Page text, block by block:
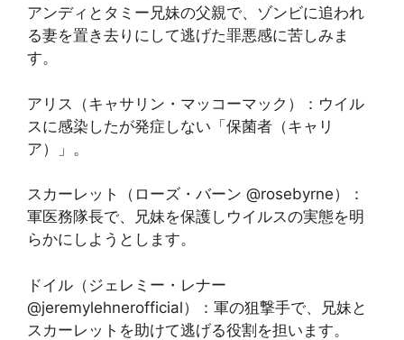
アンディとタミー兄妹の父親で、ゾンビに追われ
る妻を置き去りにして逃げた罪悪感に苦しみま
す。
アリス（キャサリン・マッコーマック）：ウイル
スに感染したが発症しない「保菌者（キャリ
ア）」。
スカーレット（ローズ・バーン @rosebyrne）：
軍医務隊長で、兄妹を保護しウイルスの実態を明
らかにしようとします。
ドイル（ジェレミー・レナー
@jeremylehnerofficial）：軍の狙撃手で、兄妹と
スカーレットを助けて逃げる役割を担います。